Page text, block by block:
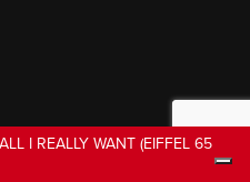
ALL I REALLY WANT (EIFFEL 65